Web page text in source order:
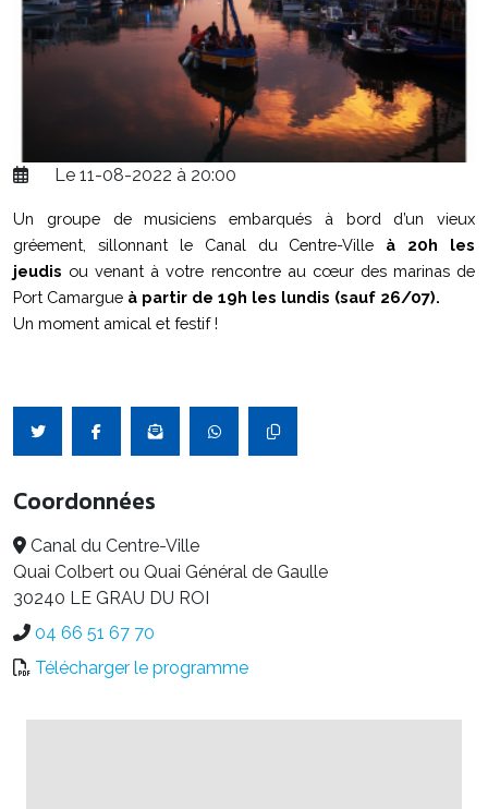
Le 11-08-2022 à 20:00
Un groupe de musiciens embarqués à bord d’un vieux
gréement, sillonnant le Canal du Centre-Ville à 20h les
jeudis ou venant à votre rencontre au cœur des marinas de
Port Camargue à partir de 19h les lundis (sauf 26/07).
Un moment amical et festif !
Coordonnées
Canal du Centre-Ville
Quai Colbert ou Quai Général de Gaulle
30240 LE GRAU DU ROI
04 66 51 67 70
Télécharger le programme